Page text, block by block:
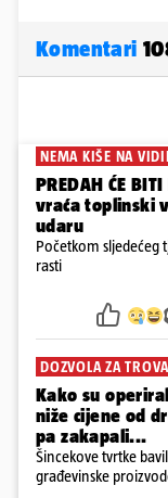
Komentari
NEMA KIŠE NA
PREDAH ĆE
vraća toplinski
udaru
Početkom sljedećeg
rasti
DOZVOLA ZA
Kako su
niže cijene od
pa zakapali...
Šincekove tvrtke
građevinske